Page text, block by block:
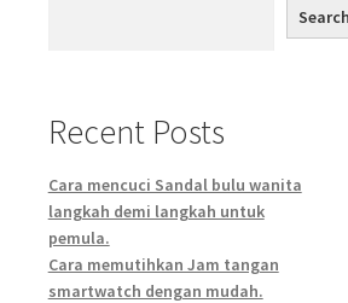
Search
Recent Posts
Cara mencuci Sandal bulu wanita
langkah demi langkah untuk
pemula.
Cara memutihkan Jam tangan
smartwatch dengan mudah.